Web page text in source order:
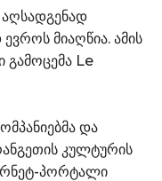
მიაღწია. ამის
გამოცემა Le
და
კულტურის
პორტალი